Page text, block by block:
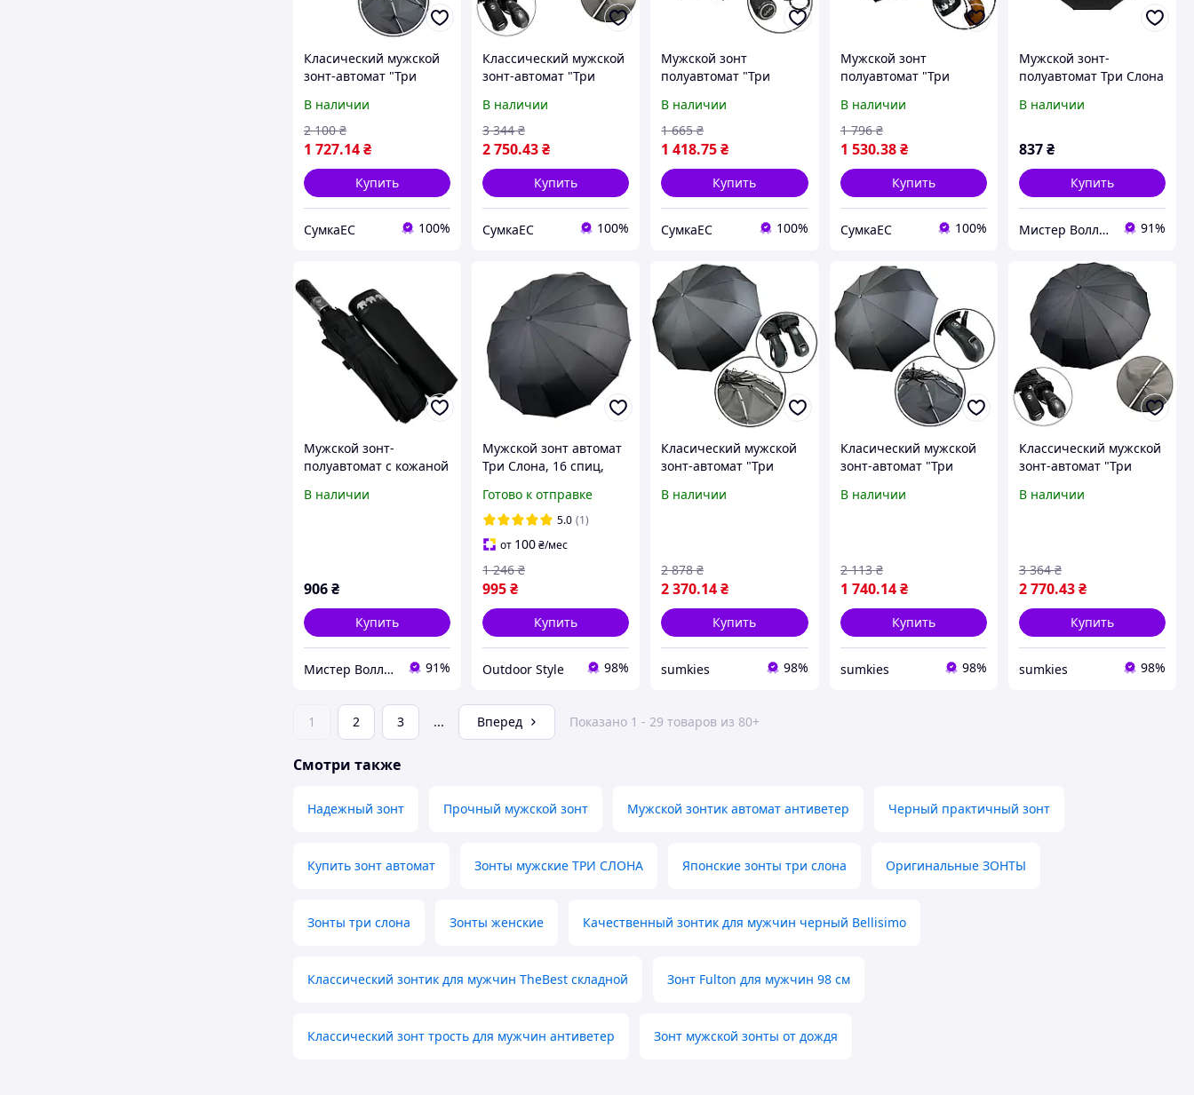
Класический мужской
зонт-автомат "Три
спиц, черный, N 07561-
1
В наличии
1 727.14₴
2 100 ₴
Купить
СумкаЕС 100%
Классический мужской
зонт-автомат "Три
сегментных спиц,
черный, SILM 07566-1
В наличии
2 750.43₴
3 344 ₴
Купить
СумкаЕС 100%
Мужской зонт
полуавтомат "Три
черный, 034072-1
В наличии
1 418.75₴
1 665 ₴
Купить
СумкаЕС 100%
Мужской зонт
полуавтомат "Три
деревянной ручкой
крюком, черный,
034075-1
В наличии
1 530.38 ₴
1 796 ₴
Купить
СумкаЕС 100%
Мужской зонт-
полуавтомат Три Слона
ручкой-крюк 74073
В наличии
837₴
Купить
Мистер Воллет на Prom.ua 91%
Мужской зонт-
полуавтомат с кожаной
слона 74074
В наличии
906₴
Купить
Мистер Воллет на Prom.ua 91%
Мужской зонт автомат
Три Слона, 16 спиц,
складная
Готово к отправке
5.0 (1)
от 100₴/мес
995₴
1 246 ₴
Купить
Outdoor Style 98%
Класический мужской
зонт-автомат "Три
спиц, черный, 07563-1
В наличии
2 370.14₴
2 878 ₴
Купить
sumkies 98%
Класический мужской
зонт-автомат "Три
спиц, черный, N 07561-
В наличии
1 740.14 ₴
2 113 ₴
Купить
sumkies 98%
Классический мужской
зонт-автомат "Три
сегментных спиц,
В наличии
2 770.43₴
3 364 ₴
Купить
sumkies 98%
1 2 3 ... Вперед Показано 1 - 29 товаров из 80+
Смотри также
Надежный зонт Прочный мужской зонт Мужской зонтик автомат антиветер Черный практичный зонт
Купить зонт автомат Зонты мужские ТРИ СЛОНА Японские зонты три слона Оригинальные ЗОНТЫ
Зонты три слона Зонты женские Качественный зонтик для мужчин черный Bellisimo
Классический зонтик для мужчин TheBest складной Зонт Fulton для мужчин 98 см
Классический зонт трость для мужчин антиветер Зонт мужской зонты от дождя